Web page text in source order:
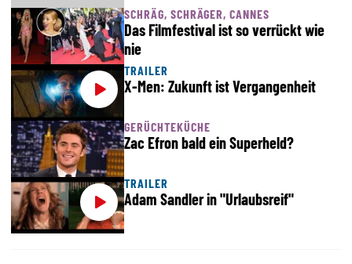
SCHRÄG, SCHRÄGER, CANNES
Das Filmfestival ist so verrückt wie
nie
TRAILER
X-Men: Zukunft ist Vergangenheit
GERÜCHTEKÜCHE
Zac Efron bald ein Superheld?
TRAILER
Adam Sandler in "Urlaubsreif"